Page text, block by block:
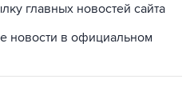
главных новостей сайта
новости в официальном